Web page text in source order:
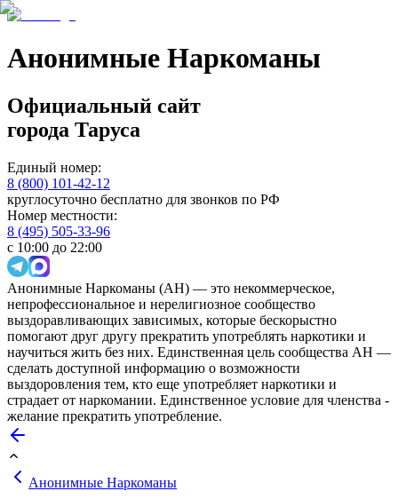
Анонимные Наркоманы
Официальный сайт
города Таруса
Единый номер:
8 (800) 101-42-12
круглосуточно бесплатно для звонков по РФ
Номер местности:
8 (495) 505-33-96
с 10:00 до 22:00
Анонимные Наркоманы (АН) — это некоммерческое,
непрофессиональное и нерелигиозное сообщество
выздоравливающих зависимых, которые бескорыстно
помогают друг другу прекратить употреблять наркотики и
научиться жить без них. Единственная цель сообщества АН —
сделать доступной информацию о возможности
выздоровления тем, кто еще употребляет наркотики и
страдает от наркомании. Единственное условие для членства -
желание прекратить употребление.
Анонимные Наркоманы